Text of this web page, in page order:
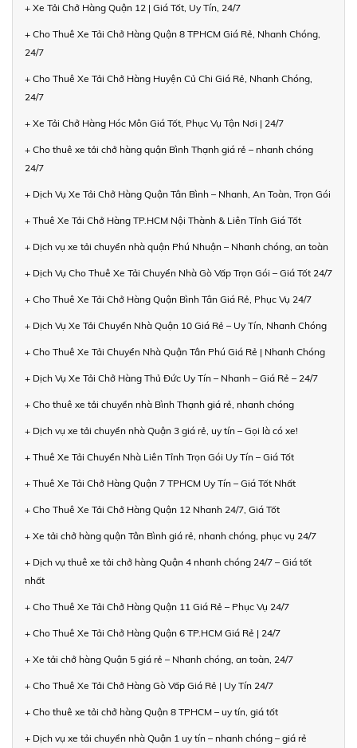
+ Xe Tải Chở Hàng Quận 12 | Giá Tốt, Uy Tín, 24/7
+ Cho Thuê Xe Tải Chở Hàng Quận 8 TPHCM Giá Rẻ, Nhanh Chóng,
24/7
+ Cho Thuê Xe Tải Chở Hàng Huyện Củ Chi Giá Rẻ, Nhanh Chóng,
24/7
+ Xe Tải Chở Hàng Hóc Môn Giá Tốt, Phục Vụ Tận Nơi | 24/7
+ Cho thuê xe tải chở hàng quận Bình Thạnh giá rẻ – nhanh chóng
24/7
+ Dịch Vụ Xe Tải Chở Hàng Quận Tân Bình – Nhanh, An Toàn, Trọn Gói
+ Thuê Xe Tải Chở Hàng TP.HCM Nội Thành & Liên Tỉnh Giá Tốt
+ Dịch vụ xe tải chuyển nhà quận Phú Nhuận – Nhanh chóng, an toàn
+ Dịch Vụ Cho Thuê Xe Tải Chuyển Nhà Gò Vấp Trọn Gói – Giá Tốt 24/7
+ Cho Thuê Xe Tải Chở Hàng Quận Bình Tân Giá Rẻ, Phục Vụ 24/7
+ Dịch Vụ Xe Tải Chuyển Nhà Quận 10 Giá Rẻ – Uy Tín, Nhanh Chóng
+ Cho Thuê Xe Tải Chuyển Nhà Quận Tân Phú Giá Rẻ | Nhanh Chóng
+ Dịch Vụ Xe Tải Chở Hàng Thủ Đức Uy Tín – Nhanh – Giá Rẻ – 24/7
+ Cho thuê xe tải chuyển nhà Bình Thạnh giá rẻ, nhanh chóng
+ Dịch vụ xe tải chuyển nhà Quận 3 giá rẻ, uy tín – Gọi là có xe!
+ Thuê Xe Tải Chuyển Nhà Liên Tỉnh Trọn Gói Uy Tín – Giá Tốt
+ Thuê Xe Tải Chở Hàng Quận 7 TPHCM Uy Tín – Giá Tốt Nhất
+ Cho Thuê Xe Tải Chở Hàng Quận 12 Nhanh 24/7, Giá Tốt
+ Xe tải chở hàng quận Tân Bình giá rẻ, nhanh chóng, phục vụ 24/7
+ Dịch vụ thuê xe tải chở hàng Quận 4 nhanh chóng 24/7 – Giá tốt
nhất
+ Cho Thuê Xe Tải Chở Hàng Quận 11 Giá Rẻ – Phục Vụ 24/7
+ Cho Thuê Xe Tải Chở Hàng Quận 6 TP.HCM Giá Rẻ | 24/7
+ Xe tải chở hàng Quận 5 giá rẻ – Nhanh chóng, an toàn, 24/7
+ Cho Thuê Xe Tải Chở Hàng Gò Vấp Giá Rẻ | Uy Tín 24/7
+ Cho thuê xe tải chở hàng Quận 8 TPHCM – uy tín, giá tốt
+ Dịch vụ xe tải chuyển nhà Quận 1 uy tín – nhanh chóng – giá rẻ